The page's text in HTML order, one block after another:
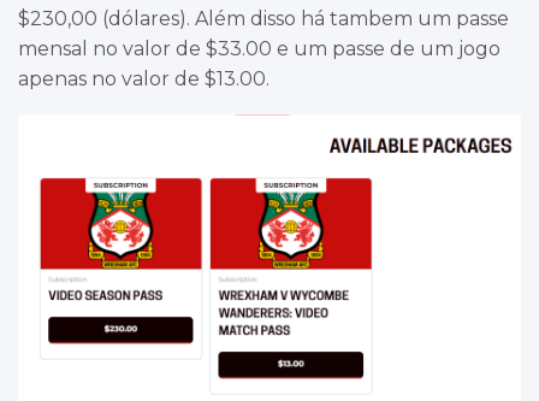
$230,00 (dólares). Além disso há tambem um passe
mensal no valor de $33.00 e um passe de um jogo
apenas no valor de $13.00.